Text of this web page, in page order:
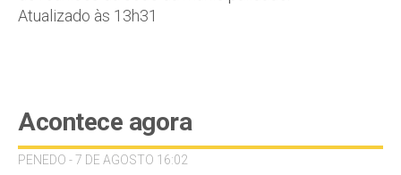
Atualizado às 13h31
Acontece agora
PENEDO - 7 DE AGOSTO 16:02